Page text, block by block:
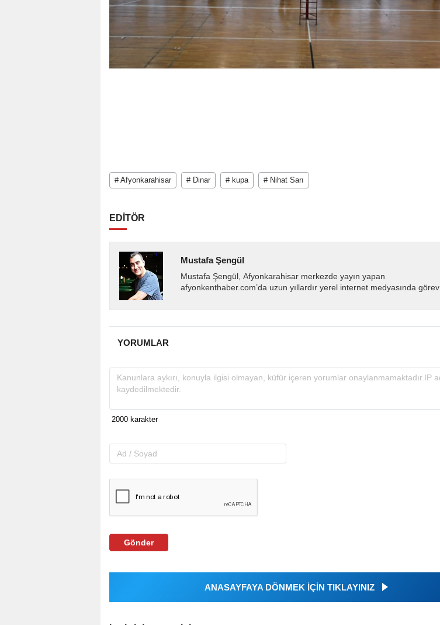
# Afyonkarahisar # Dinar # kupa # Nihat Sarı
EDİTÖR
Mustafa Şengül
Mustafa Şengül, Afyonkarahisar merkezde yayın yapan
afyonkenthaber.com’da uzun yıllardır yerel internet medyasında görev
YORUMLAR
Gönder
ANASAYFAYA DÖNMEK İÇİN TIKLAYINIZ